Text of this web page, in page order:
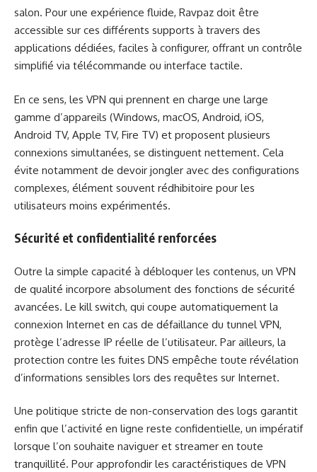
salon. Pour une expérience fluide, Ravpaz doit être
accessible sur ces différents supports à travers des
applications dédiées, faciles à configurer, offrant un contrôle
simplifié via télécommande ou interface tactile.
En ce sens, les VPN qui prennent en charge une large
gamme d’appareils (Windows, macOS, Android, iOS,
Android TV, Apple TV, Fire TV) et proposent plusieurs
connexions simultanées, se distinguent nettement. Cela
évite notamment de devoir jongler avec des configurations
complexes, élément souvent rédhibitoire pour les
utilisateurs moins expérimentés.
Sécurité et confidentialité renforcées
Outre la simple capacité à débloquer les contenus, un VPN
de qualité incorpore absolument des fonctions de sécurité
avancées. Le kill switch, qui coupe automatiquement la
connexion Internet en cas de défaillance du tunnel VPN,
protège l’adresse IP réelle de l’utilisateur. Par ailleurs, la
protection contre les fuites DNS empêche toute révélation
d’informations sensibles lors des requêtes sur Internet.
Une politique stricte de non-conservation des logs garantit
enfin que l’activité en ligne reste confidentielle, un impératif
lorsque l’on souhaite naviguer et streamer en toute
tranquillité. Pour approfondir les caractéristiques de VPN